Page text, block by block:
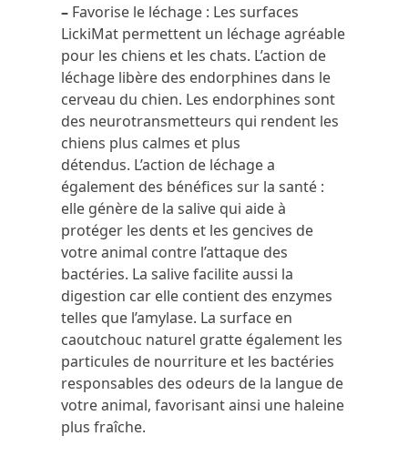
– Favorise le léchage : Les surfaces
LickiMat permettent un léchage agréable
pour les chiens et les chats. L’action de
léchage libère des endorphines dans le
cerveau du chien. Les endorphines sont
des neurotransmetteurs qui rendent les
chiens plus calmes et plus
détendus. L’action de léchage a
également des bénéfices sur la santé :
elle génère de la salive qui aide à
protéger les dents et les gencives de
votre animal contre l’attaque des
bactéries. La salive facilite aussi la
digestion car elle contient des enzymes
telles que l’amylase. La surface en
caoutchouc naturel gratte également les
particules de nourriture et les bactéries
responsables des odeurs de la langue de
votre animal, favorisant ainsi une haleine
plus fraîche.